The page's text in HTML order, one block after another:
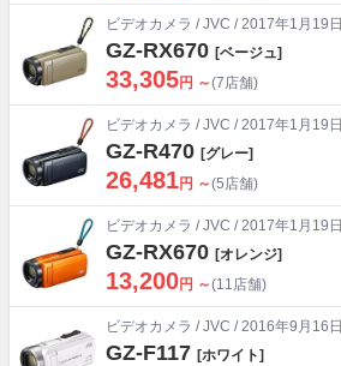
ビデオカメラ /JVC / 2017年1月19日
GZ-RX670 [ベージュ]
33,305円 ～(7店舗)
ビデオカメラ /JVC / 2017年1月19日
GZ-R470 [グレー]
26,481円 ～(5店舗)
ビデオカメラ /JVC / 2017年1月19日
GZ-RX670 [オレンジ]
13,200円 ～(11店舗)
ビデオカメラ /JVC / 2016年9月16日
GZ-F117 [ホワイト]